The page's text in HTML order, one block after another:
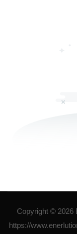
Copyright © 2026
https://